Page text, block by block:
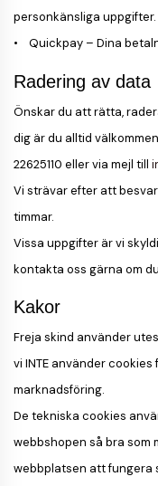
personkänsliga uppgifter.
• Quickpay – Dina
Radering av data
Önskar du att rätta,
dig är du alltid
22625110 eller via mejl till
Vi strävar efter att
timmar.
Vissa uppgifter är vi
kontakta oss gärna om
Kakor
Freja skind använder
vi INTE använder
marknadsföring.
De tekniska cookies
webbshopen så bra som
webbplatsen att fungera